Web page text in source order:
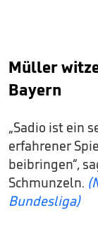
Müller
Bayern
„Sadio ist ein
erfahrener
beibringen“,
Schmunzeln.
Bundesliga)